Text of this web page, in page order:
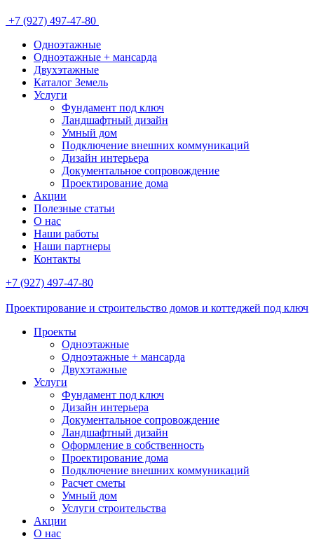
+7 (927) 497-47-80
Одноэтажные
Одноэтажные + мансарда
Двухэтажные
Каталог Земель
Услуги
Фундамент под ключ
Ландшафтный дизайн
Умный дом
Подключение внешних коммуникаций
Дизайн интерьера
Документальное сопровождение
Проектирование дома
Акции
Полезные статьи
О нас
Наши работы
Наши партнеры
Контакты
+7 (927) 497-47-80
Проектирование и строительство домов и коттеджей под ключ
Проекты
Одноэтажные
Одноэтажные + мансарда
Двухэтажные
Услуги
Фундамент под ключ
Дизайн интерьера
Документальное сопровождение
Ландшафтный дизайн
Оформление в собственность
Проектирование дома
Подключение внешних коммуникаций
Расчет сметы
Умный дом
Услуги строительства
Акции
О нас